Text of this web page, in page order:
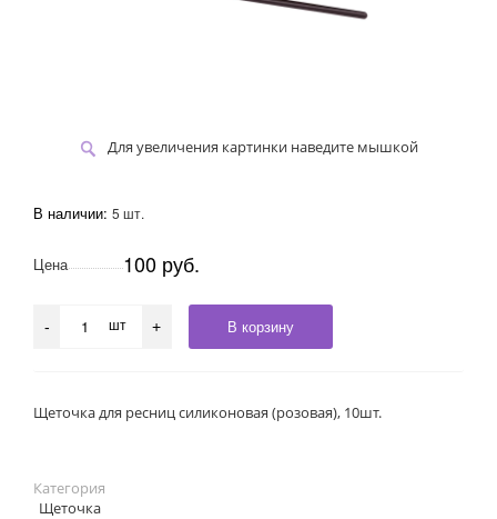
Для увеличения картинки наведите мышкой
В наличии: 5 шт.
Цена 100 руб.
- шт + В корзину
Щеточка для ресниц силиконовая (розовая), 10шт.
Категория
Щеточка